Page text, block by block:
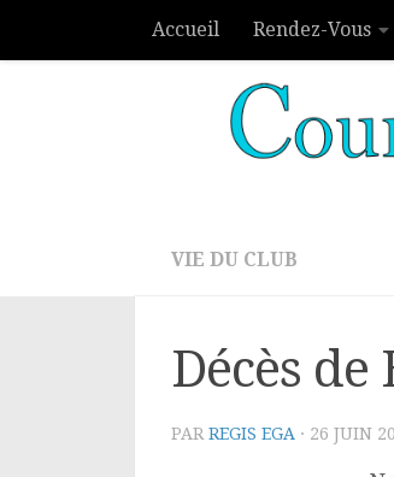
Skip to contentAccueil Rendez-Vous
VIE DU CLUB
Décès
PAR REGIS EGA · 26 JUIN